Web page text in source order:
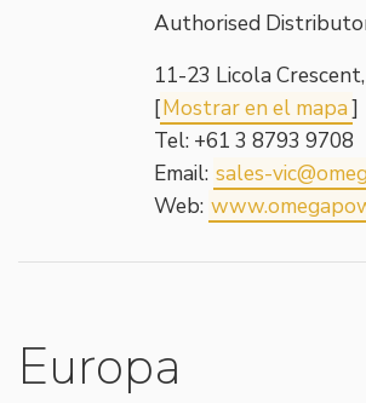
Authorised
11-23 Licola
[Mostrar en el mapa ]
Tel: +61 3 8793 9708
Email: sales-
Web:
Europa
Galería y vídeos